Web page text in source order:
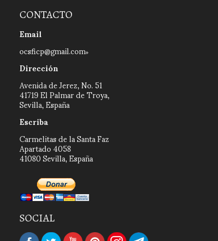
CONTACTO
Email
ocsficp@gmail.com
Dirección
Avenida de Jerez, No. 51
41719 El Palmar de Troya,
Sevilla, España
Escriba
Carmelitas de la Santa Faz
Apartado 4058
41080 Sevilla, España
SOCIAL